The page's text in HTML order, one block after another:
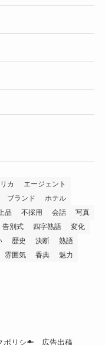
カ
エージェント
ブランド
ホテル
品 不採用 会話
写真
告別式 四字熟語
変化
歴史 決断
熟語
雰囲気 香典 魅力
ポリシー 広告出稿